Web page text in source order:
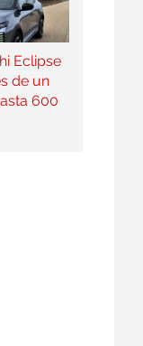
Eclipse
de un
600